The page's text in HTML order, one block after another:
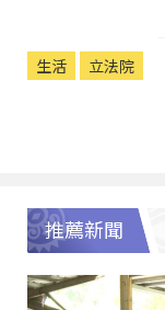
生活 立法院
推薦新聞